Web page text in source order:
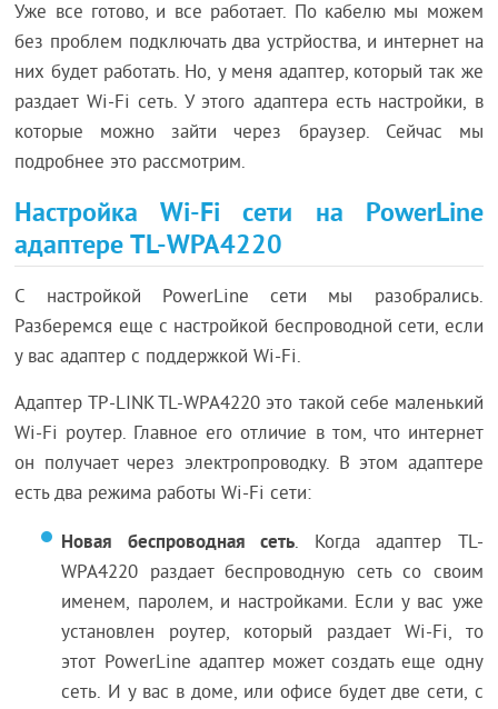
Уже все готово, и все работает. По кабелю мы можем
без проблем подключать два устрйоства, и интернет на
них будет работать. Но, у меня адаптер, который так же
раздает Wi-Fi сеть. У этого адаптера есть настройки, в
которые можно зайти через браузер. Сейчас мы
подробнее это рассмотрим.
Настройка Wi-Fi сети на PowerLine
адаптере TL-WPA4220
С настройкой PowerLine сети мы разобрались.
Разберемся еще с настройкой беспроводной сети, если
у вас адаптер с поддержкой Wi-Fi.
Адаптер TP-LINK TL-WPA4220 это такой себе маленький
Wi-Fi роутер. Главное его отличие в том, что интернет
он получает через электропроводку. В этом адаптере
есть два режима работы Wi-Fi сети:
Новая беспроводная сеть. Когда адаптер TL-
WPA4220 раздает беспроводную сеть со своим
именем, паролем, и настройками. Если у вас уже
установлен роутер, который раздает Wi-Fi, то
этот PowerLine адаптер может создать еще одну
сеть. И у вас в доме, или офисе будет две сети, с